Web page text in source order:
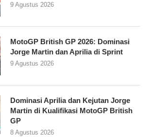
9 Agustus 2026
MotoGP British GP 2026: Dominasi
Jorge Martin dan Aprilia di Sprint
9 Agustus 2026
Dominasi Aprilia dan Kejutan Jorge
Martin di Kualifikasi MotoGP British
GP
8 Agustus 2026